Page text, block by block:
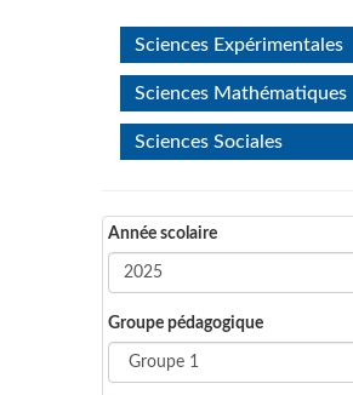
Sciences Expérimentales
Sciences Mathématiques
Sciences Sociales
Année scolaire
Groupe pédagogique